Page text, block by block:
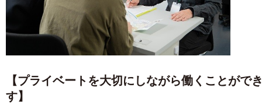
【プライベートを大切にしながら働くことがで
す】